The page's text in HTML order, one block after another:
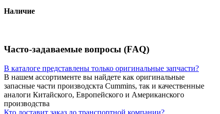
Наличие
Часто-задаваемые вопросы (FAQ)
В каталоге представлены только оригинальные запчасти?
В нашем ассортименте вы найдете как оригинальные
запасные части производскта Cummins, так и качественные
аналоги Китайского, Европейского и Американского
производства
Кто доставит заказ до транспортной компании?